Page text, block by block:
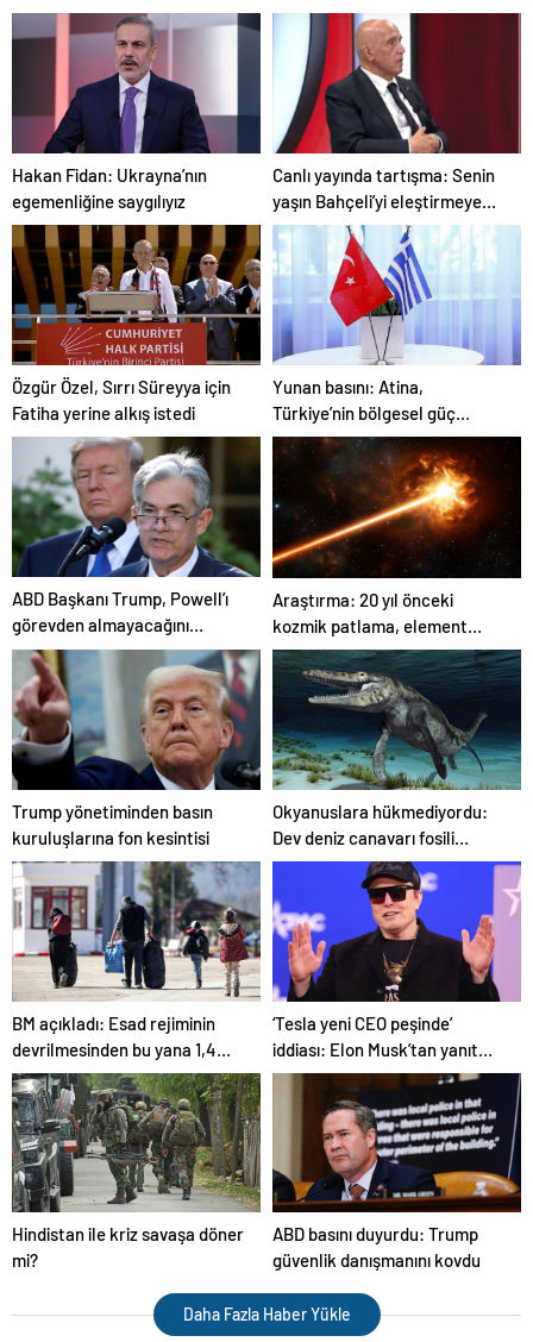
çocuk diyaloğu
Hakan Fidan: Ukrayna’nın
egemenliğine saygılıyız
Canlı yayında tartışma: Senin
yaşın Bahçeli’yi eleştirmeye
yetmez
Özgür Özel, Sırrı Süreyya için
Fatiha yerine alkış istedi
Yunan basını: Atina,
Türkiye’nin bölgesel güç
olmasını durduramadı
ABD Başkanı Trump, Powell’ı
görevden almayacağını
söyledi
Araştırma: 20 yıl önceki
kozmik patlama, element
oluşumunda önemli rol
oynuyor
Trump yönetiminden basın
kuruluşlarına fon kesintisi
Okyanuslara hükmediyordu:
Dev deniz canavarı fosili
bulundu
BM açıkladı: Esad rejiminin
devrilmesinden bu yana 1,4
milyondan fazla Suriyeli
ülkelerine döndü
‘Tesla yeni CEO peşinde’
iddiası: Elon Musk’tan yanıt
geldi!
Hindistan ile kriz savaşa döner
mi?
ABD basını duyurdu: Trump
güvenlik danışmanını kovdu
Daha Fazla Haber Yükle